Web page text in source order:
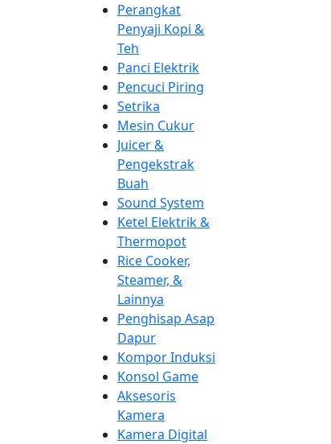
Perangkat
Penyaji Kopi &
Teh
Panci Elektrik
Pencuci Piring
Setrika
Mesin Cukur
Juicer &
Pengekstrak
Buah
Sound System
Ketel Elektrik &
Thermopot
Rice Cooker,
Steamer, &
Lainnya
Penghisap Asap
Dapur
Kompor Induksi
Konsol Game
Aksesoris
Kamera
Kamera Digital